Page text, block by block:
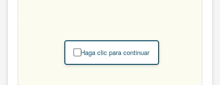
Haga clic para continuar